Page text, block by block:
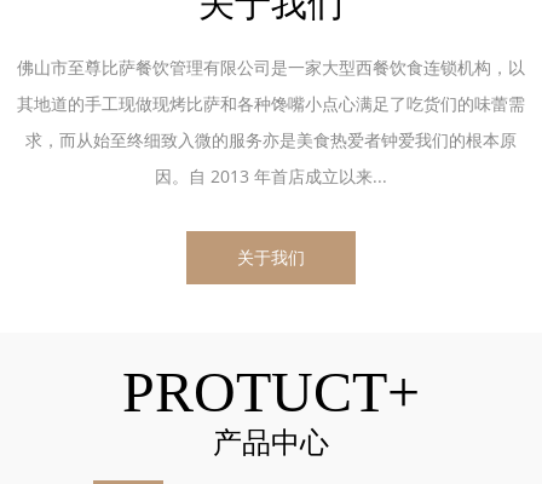
佛山市至尊比萨餐饮管理有限公司是一家大型西餐饮食连锁机构，以
其地道的手工现做现烤比萨和各种馋嘴小点心满足了吃货们的味蕾需
求，而从始至终细致入微的服务亦是美食热爱者钟爱我们的根本原
因。自 2013 年首店成立以来...
关于我们
PROTUCT+
产品中心